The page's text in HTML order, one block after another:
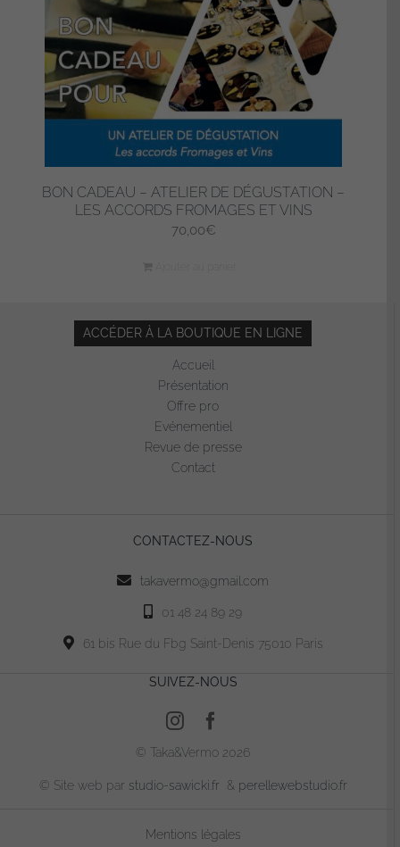
BON CADEAU – ATELIER DE DÉGUSTATION –
LES ACCORDS FROMAGES ET VINS
70,00€
ACCÉDER À LA BOUTIQUE EN LIGNE
Accueil
Présentation
Offre pro
Evénementiel
Revue de presse
Contact
CONTACTEZ-NOUS
takavermo@gmail.com
01 48 24 89 29
61 bis Rue du Fbg Saint-Denis 75010 Paris
SUIVEZ-NOUS
© Taka&Vermo 2026
© Site web par studio-sawicki.fr & perellewebstudio.fr
Mentions légales